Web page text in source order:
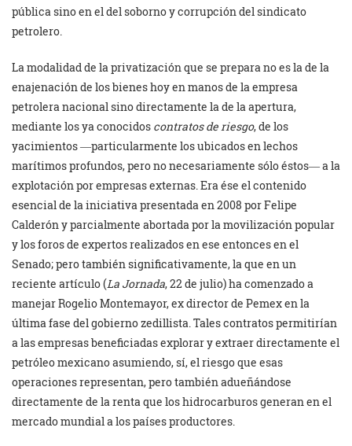
pública sino en el del soborno y corrupción del sindicato
petrolero.
La modalidad de la privatización que se prepara no es la de la
enajenación de los bienes hoy en manos de la empresa
petrolera nacional sino directamente la de la apertura,
mediante los ya conocidos contratos de riesgo, de los
yacimientos ―particularmente los ubicados en lechos
marítimos profundos, pero no necesariamente sólo éstos― a la
explotación por empresas externas. Era ése el contenido
esencial de la iniciativa presentada en 2008 por Felipe
Calderón y parcialmente abortada por la movilización popular
y los foros de expertos realizados en ese entonces en el
Senado; pero también significativamente, la que en un
reciente artículo (La Jornada, 22 de julio) ha comenzado a
manejar Rogelio Montemayor, ex director de Pemex en la
última fase del gobierno zedillista. Tales contratos permitirían
a las empresas beneficiadas explorar y extraer directamente el
petróleo mexicano asumiendo, sí, el riesgo que esas
operaciones representan, pero también adueñándose
directamente de la renta que los hidrocarburos generan en el
mercado mundial a los países productores.